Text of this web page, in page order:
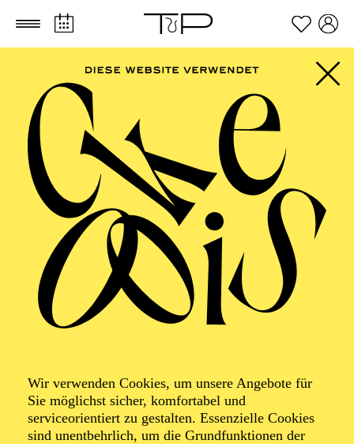
Zum Hauptinhalt springen Zum Footer springen
Wir verwenden Cookies, um unsere Angebote für
Sie möglichst sicher, komfortabel und
serviceorientiert zu gestalten. Essenzielle Cookies
sind unentbehrlich, um die Grundfunktionen der
Ihr Weg zu uns
Mit ihrem grünen Kuppeldach als
markantem Wahrzeichen ist das
Philharmonie Essen Conference Center
leicht zu finden. An der Huyssenallee und
am Rande des Stadtgartens gelegen,
befindet es sich im Herzen der Stadt Essen.
Die gute Anbindung an den öffentlichen
Nahverkehr und die zentrale Lage
Unsere Adresse